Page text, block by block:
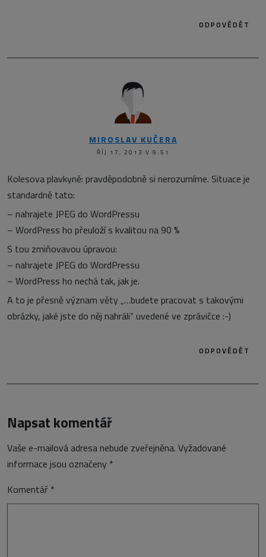
ODPOVĚDĚT
MIROSLAV KUČERA
ŘÍJ 17, 2013 V 9:51
Kolesova plavkyně: pravděpodobně si nerozumíme. Situace je
standardně tato:
– nahrajete JPEG do WordPressu
– WordPress ho přeuloží s kvalitou na 90 %
S tou zmiňovavou úpravou:
– nahrajete JPEG do WordPressu
– WordPress ho nechá tak, jak je.
A to je přesně význam věty „…budete pracovat s takovými
obrázky, jaké jste do něj nahráli“ uvedené ve zprávičce :-)
ODPOVĚDĚT
Napsat komentář
Vaše e-mailová adresa nebude zveřejněna. Vyžadované
informace jsou označeny *
Komentář *